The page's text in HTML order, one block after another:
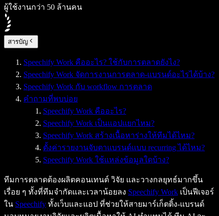
ผู้ใช้งานกว่า 50 ล้านคน
สารบัญ
Speechify Work คืออะไร? ใช้กับการตลาดยังไง?
Speechify Work จัดการงานการตลาด-แบรนด์อะไรได้บ้าง?
Speechify Work กับ workflow การตลาด
คำถามที่พบบ่อย
Speechify Work คืออะไร?
Speechify Work เป็นแอปแยกไหม?
Speechify Work สร้างเนื้อหาร่างให้ทีมได้ไหม?
ตั้งค่ารายงานจับตาแบรนด์แบบ recurring ได้ไหม?
Speechify Work ใช้แหล่งข้อมูลใดบ้าง?
ทีมการตลาดต้องผลิตคอนเทนต์ วิจัย และวางกลยุทธ์มากขึ้น
เรื่อย ๆ ทั้งที่ทีมจำกัดและเวลาน้อยลง Speechify Work เป็นฟีเจอร์
ใน Speechify ทั้งเว็บและแอป ที่ช่วยให้สายมาร์เก็ตติ้ง-แบรนด์